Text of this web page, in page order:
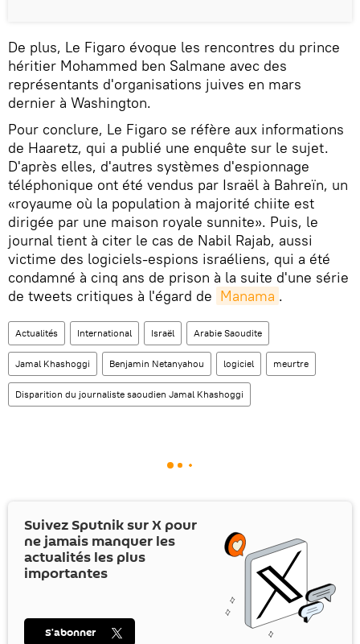
De plus, Le Figaro évoque les rencontres du prince
héritier Mohammed ben Salmane avec des
représentants d'organisations juives en mars
dernier à Washington.
Pour conclure, Le Figaro se réfère aux informations
de Haaretz, qui a publié une enquête sur le sujet.
D'après elles, d'autres systèmes d'espionnage
téléphonique ont été vendus par Israël à Bahreïn, un
«royaume où la population à majorité chiite est
dirigée par une maison royale sunnite». Puis, le
journal tient à citer le cas de Nabil Rajab, aussi
victime des logiciels-espions israéliens, qui a été
condamné à cinq ans de prison à la suite d'une série
de tweets critiques à l'égard de Manama .
Actualités International Israël Arabie Saoudite
Jamal Khashoggi Benjamin Netanyahou logiciel meurtre
Disparition du journaliste saoudien Jamal Khashoggi
Suivez Sputnik surX pour
ne jamais manquer les
actualités les plus
importantes
S’abonner